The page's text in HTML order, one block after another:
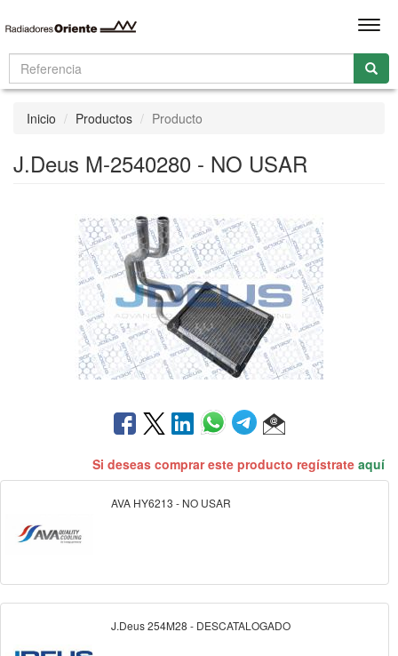
Inicio Productos Producto
J.Deus M-2540280 - NO USAR
Si deseas comprar este producto regístrate aquí
AVA HY6213 - NO USAR
J.Deus 254M28 - DESCATALOGADO